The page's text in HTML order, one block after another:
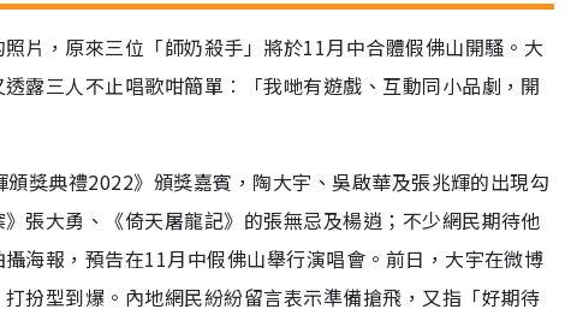
片，原來三位「師奶殺手」將於11月中合體假佛山開騷。大
露三人不止唱歌咁簡單︰「我哋有遊戲、互動同小品劇，開
獎典禮2022》頒獎嘉賓，陶大宇、吳啟華及張兆輝的出現勾
張大勇、《倚天屠龍記》的張無忌及楊逍；不少網民期待他
海報，預告在11月中假佛山舉行演唱會。前日，大宇在微博
扮型到爆。內地網民紛紛留言表示準備搶飛，又指「好期待